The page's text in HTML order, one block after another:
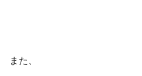
また、